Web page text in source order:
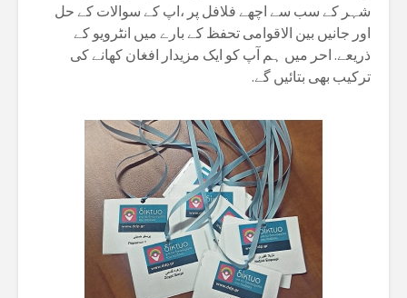
شہر کے سب سے اچھے فلافل پر ،اپ کے سوالات کے حل
اور جانیں بین الاقوامی تحفظ کے بارے میں انٹرویو کے
ذریعے. احر میں ہم آپ کو ایک مزیدار افغان کھانے کی
ترکیب بھی بتائیں گے.